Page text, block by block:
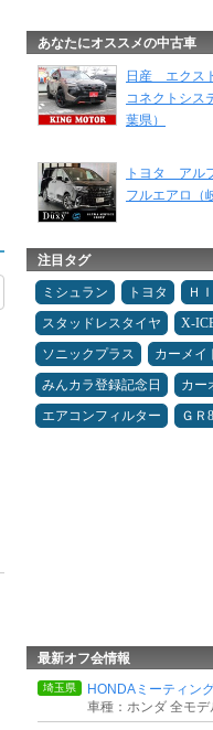
あなたにオススメの中古車
日産 エクス
コネクトシス
葉県）
トヨタ アル
フルエアロ（
注目タグ
ミシュラン トヨタ
Ｈ
スタッドレスタイヤ
X-
ソニックプラス
カーメイ
みんカラ登録記念日
カー
エアコンフィルター
ＧＲ
最新オフ会情報
埼玉県
HONDAミーティン
車種：ホンダ 全モデ